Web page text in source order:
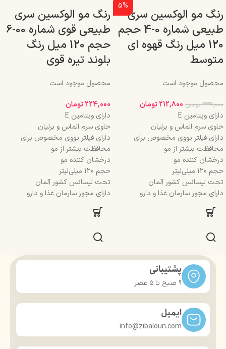
5%
رنگ مو الوکسین سری
طبیعی شماره 0-4 حجم
120 میل رنگ قهوه ای
متوسط
محصول موجود است
224,000 تومان 212,800تومان
دارای ویتامین E
حاوی سرم الماس و برلیان
دارای فیلتر یووی مخصوص برای
محافظت بیشتر از مو
درخشان کننده مو
حجم 120 میلی‌لیتر
تحت لیسانس کشور آلمان
دارای مجوز سارمان غذا و دارو
رنگ مو الوکسین سری
طبیعی قوی شماره 00-6
حجم 120 میل رنگ
بلوند تیره قوی
محصول موجود است
224,000تومان
دارای ویتامین E
حاوی سرم الماس و برلیان
دارای فیلتر یووی مخصوص برای
محافظت بیشتر از مو
درخشان کننده مو
حجم 120 میلی‌لیتر
تحت لیسانس کشور آلمان
دارای مجوز سارمان غذا و دارو
پشتیبانی
9 صبح تا ۵ عصر
ایمیل
info@zibaloun.com